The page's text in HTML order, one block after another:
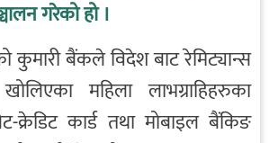
गरेको हो ।
कुमारी बैंकले विदेश बाट रेमिट्यान्स
महिला लाभग्राहिहरुका
क्रेडिट कार्ड तथा मोबाइल बैंकिङ